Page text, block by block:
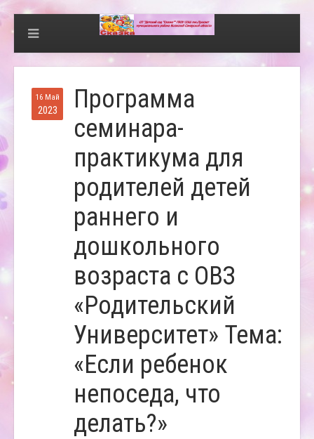
16 Май
2023
Программа
семинара-
практикума для
родителей детей
раннего и
дошкольного
возраста с ОВЗ
«Родительский
Университет» Тема:
«Если ребенок
непоседа, что
делать?»